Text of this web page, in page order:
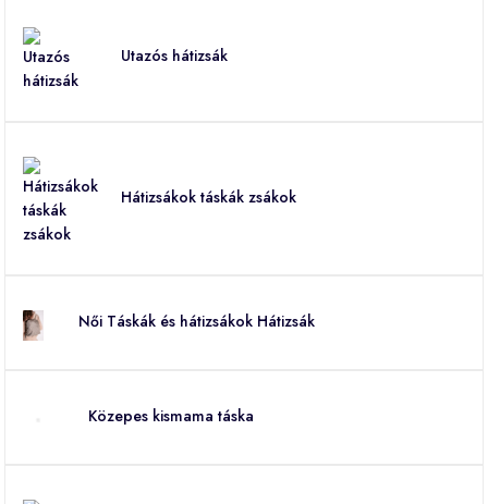
Utazós hátizsák
Hátizsákok táskák zsákok
Női Táskák és hátizsákok Hátizsák
Közepes kismama táska